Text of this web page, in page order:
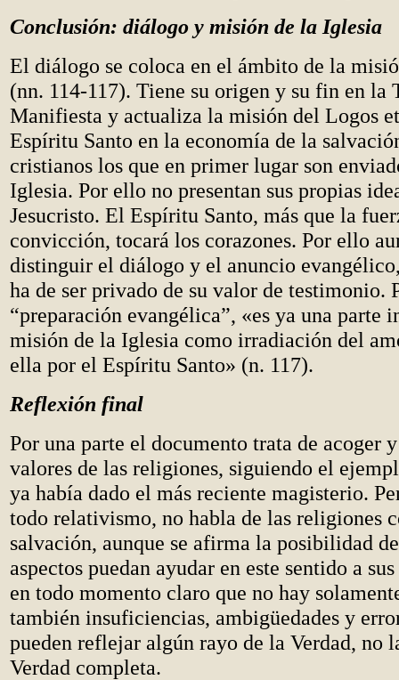
Conclusión: diálogo y misión de la Iglesia
El diálogo se coloca en el ámbito de la
(nn. 114-117). Tiene su origen y su fin en la
Manifiesta y actualiza la misión del Logos
Espíritu Santo en la economía de la
cristianos los que en primer lugar son
Iglesia. Por ello no presentan sus propias
Jesucristo. El Espíritu Santo, más que la
convicción, tocará los corazones. Por ello
distinguir el diálogo y el anuncio
ha de ser privado de su valor de testimonio.
“preparación evangélica”, «es ya una parte
misión de la Iglesia como irradiación del
ella por el Espíritu Santo» (n. 117).
Reflexión final
Por una parte el documento trata de acoger
valores de las religiones, siguiendo el
ya había dado el más reciente magisterio.
todo relativismo, no habla de las religiones
salvación, aunque se afirma la posibilidad
aspectos puedan ayudar en este sentido a
en todo momento claro que no hay
también insuficiencias, ambigüedades y
pueden reflejar algún rayo de la Verdad, no
Verdad completa.